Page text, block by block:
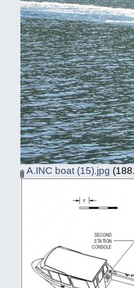
A.INC boat (15).jpg